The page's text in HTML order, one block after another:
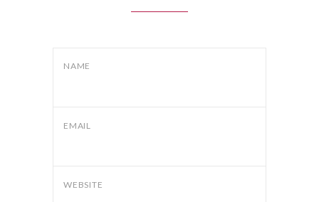
NAME
EMAIL
WEBSITE